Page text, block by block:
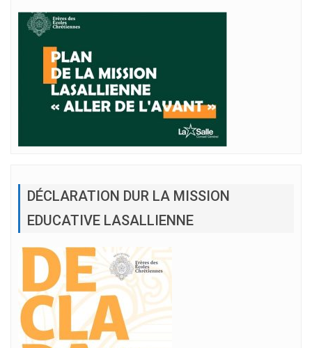
DÉCLARATION DUR LA MISSION
EDUCATIVE LASALLIENNE